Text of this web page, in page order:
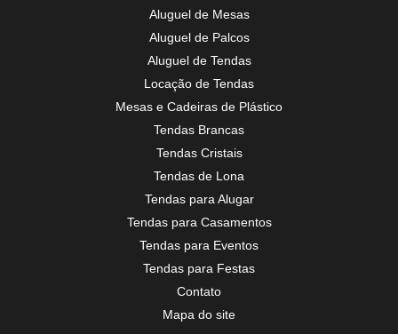
Aluguel de Mesas
Aluguel de Palcos
Aluguel de Tendas
Locação de Tendas
Mesas e Cadeiras de Plástico
Tendas Brancas
Tendas Cristais
Tendas de Lona
Tendas para Alugar
Tendas para Casamentos
Tendas para Eventos
Tendas para Festas
Contato
Mapa do site